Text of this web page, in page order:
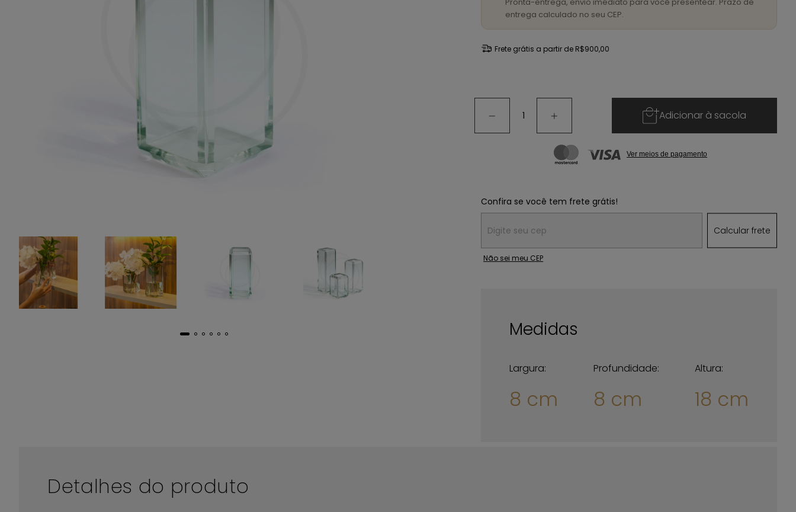
entrega calculado no seu CEP.
Frete grátis a partir de R$900,00
Adicionar à sacola
Ver meios de pagamento
Confira se você tem frete grátis!
Entregas para o CEP:
Calcular frete
Não sei meu CEP
Medidas
Largura:
8 cm
Profundidade:
8 cm
Altura:
18 cm
Detalhes do produto